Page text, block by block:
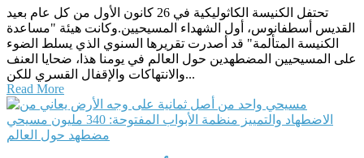
تحتفل الكنيسة الكاثوليكية في 26 كانون الأول من كل عام بعيد
القديس أسطفانوس، أول الشهداء المسيحيين.وكانت هيئة "مساعدة
الكنيسة المتألمة" قد أصدرت تقريرها السنوي الذي يسلط الضوء
على المسيحيين المضطهدين حول العالم في يومنا هذا، ضحايا العنف
والانتهاكات والإقفال القسري للكن...
Read More